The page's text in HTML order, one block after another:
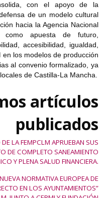
con el apoyo de la
de un modelo cultural
hacia la Agencia Nacional
como apuesta de futuro,
accesibilidad, igualdad,
los modelos de producción
al convenio formalizado, ya
de Castilla-La Mancha.
artículos
publicados
LA FEMPCLM APRUEBAN SUS
DE COMPLETO SANEAMIENTO
Y PLENA SALUD FINANCIERA.
NORMATIVA EUROPEA DE
EN LOS AYUNTAMIENTOS”